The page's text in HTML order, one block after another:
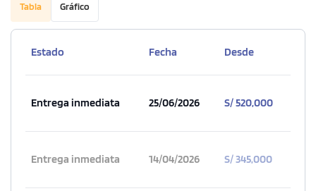
Tabla Gráfico
Estado Fecha Desde
Entrega inmediata 25/06/2026 S/ 520,000
Entrega inmediata 14/04/2026 S/ 345,000